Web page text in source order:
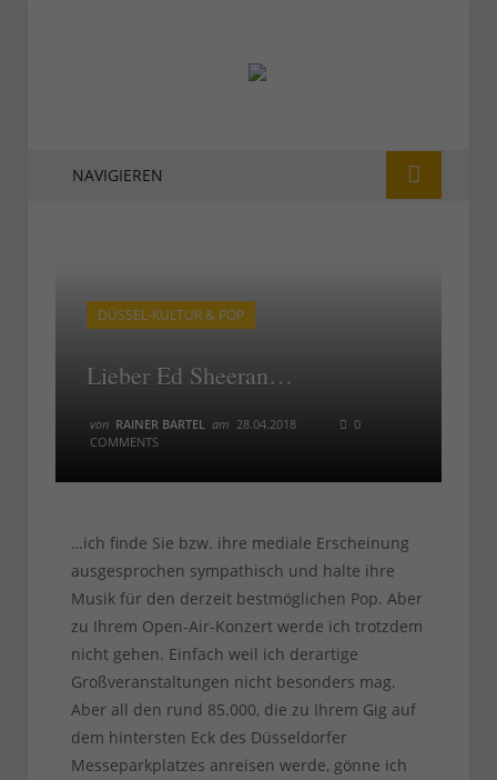
NAVIGIEREN
DÜSSEL-KULTUR & POP
Lieber Ed Sheeran…
von RAINER BARTEL am 28.04.2018
0
COMMENTS
…ich finde Sie bzw. ihre mediale Erscheinung
ausgesprochen sympathisch und halte ihre
Musik für den derzeit bestmöglichen Pop. Aber
zu Ihrem Open-Air-Konzert werde ich trotzdem
nicht gehen. Einfach weil ich derartige
Großveranstaltungen nicht besonders mag.
Aber all den rund 85.000, die zu Ihrem Gig auf
dem hintersten Eck des Düsseldorfer
Messeparkplatzes anreisen werde, gönne ich